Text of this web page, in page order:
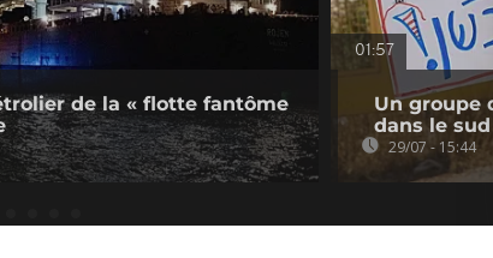
de la « flotte fantôme
01:57
Un groupe
dans le sud
29/07 - 15:44